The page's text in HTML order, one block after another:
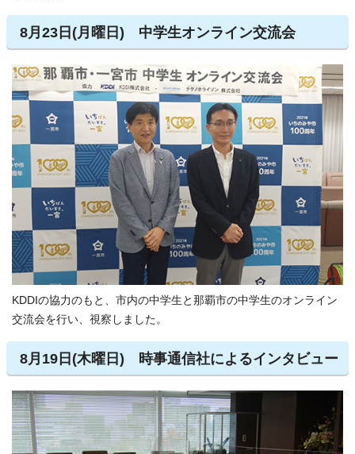
8月23日(月曜日) 中学生オンライン交流会
KDDIの協力のもと、市内の中学生と那覇市の中学生のオンライン
交流会を行い、視察しました。
8月19日(木曜日) 時事通信社によるインタビュー